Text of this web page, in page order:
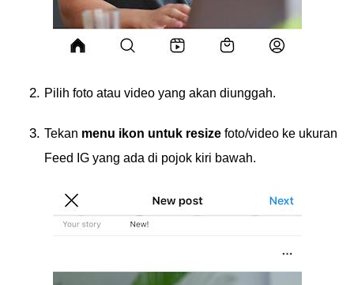
Pilih foto atau video yang akan diunggah.
Tekan menu ikon untuk resize foto/video ke ukuran
Feed IG yang ada di pojok kiri bawah.